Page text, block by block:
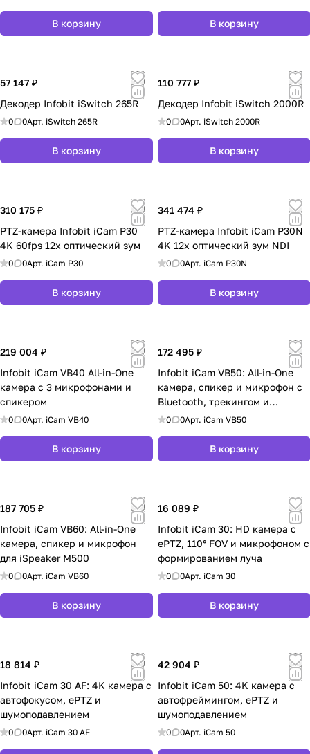
В корзину В корзину
57 147 ₽
Декодер Infobit iSwitch 265R
0 0Арт. iSwitch 265R
В корзину
110 777 ₽
Декодер Infobit iSwitch 2000R
0 0Арт. iSwitch 2000R
В корзину
310 175 ₽
PTZ-камера Infobit iCam P30
4K 60fps 12x оптический зум
0 0Арт. iCam P30
В корзину
341 474 ₽
PTZ-камера Infobit iCam P30N
4K 12x оптический зум NDI
0 0Арт. iCam P30N
В корзину
219 004 ₽
Infobit iCam VB40 All-in-One
камера с 3 микрофонами и
спикером
0 0Арт. iCam VB40
В корзину
172 495 ₽
Infobit iCam VB50: All-in-One
камера, спикер и микрофон с
Bluetooth, трекингом и
автофреймингом
0 0Арт. iCam VB50
В корзину
187 705 ₽
Infobit iCam VB60: All-in-One
камера, спикер и микрофон
для iSpeaker M500
0 0Арт. iCam VB60
В корзину
16 089 ₽
Infobit iCam 30: HD камера с
ePTZ, 110° FOV и микрофоном с
формированием луча
0 0Арт. iCam 30
В корзину
18 814 ₽
Infobit iCam 30 AF: 4K камера с
автофокусом, ePTZ и
шумоподавлением
0 0Арт. iCam 30 AF
42 904 ₽
Infobit iCam 50: 4K камера с
автофреймингом, ePTZ и
шумоподавлением
0 0Арт. iCam 50